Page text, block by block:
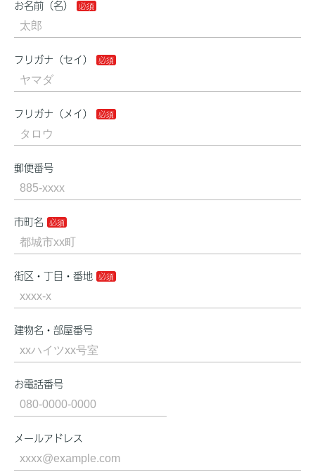
お名前（名）
フリガナ（セイ）
フリガナ（メイ）
郵便番号
市町名
街区・丁目・番地
建物名・部屋番号
お電話番号
メールアドレス